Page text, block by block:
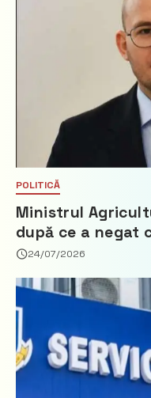
POLITICĂ
Ministrul
după ce a negat
Partidul Democrat
24/07/2026